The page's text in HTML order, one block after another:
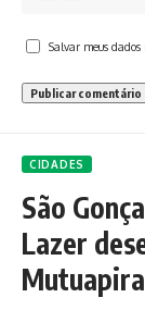
Salvar meus
CIDADES
São
Lazer